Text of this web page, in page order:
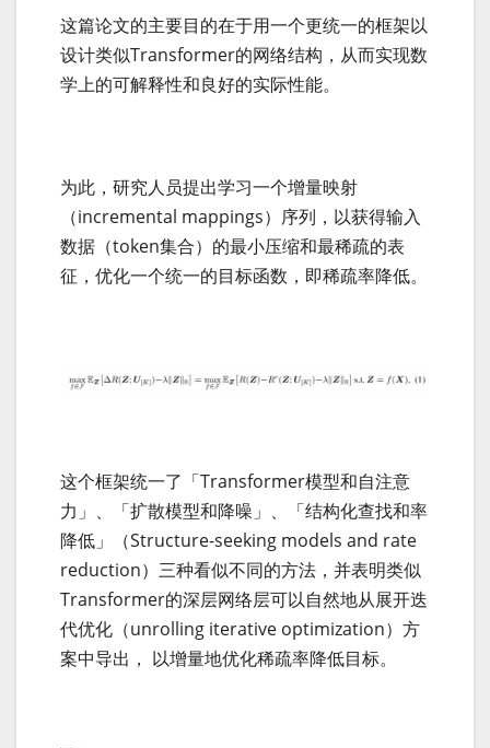
这篇论文的主要目的在于用一个更统一的框架以
设计类似Transformer的网络结构，从而实现数
学上的可解释性和良好的实际性能。
为此，研究人员提出学习一个增量映射
（incremental mappings）序列，以获得输入
数据（token集合）的最小压缩和最稀疏的表
征，优化一个统一的目标函数，即稀疏率降低。
这个框架统一了「Transformer模型和自注意
力」、「扩散模型和降噪」、「结构化查找和率
降低」（Structure-seeking models and rate
reduction）三种看似不同的方法，并表明类似
Transformer的深层网络层可以自然地从展开迭
代优化（unrolling iterative optimization）方
案中导出， 以增量地优化稀疏率降低目标。